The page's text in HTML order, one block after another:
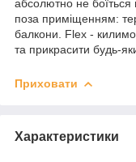
абсолютно не боїться
поза приміщенням:
балкони. Flex -
та прикрасити будь-
Приховати
Характеристики